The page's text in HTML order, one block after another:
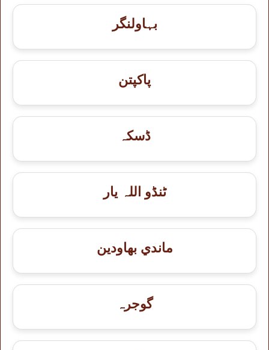
بہاولنگر
پاکپتن
ڈسکہ
ٹنڈو اللہ یار
ماندي بهاودين
گوجرہ